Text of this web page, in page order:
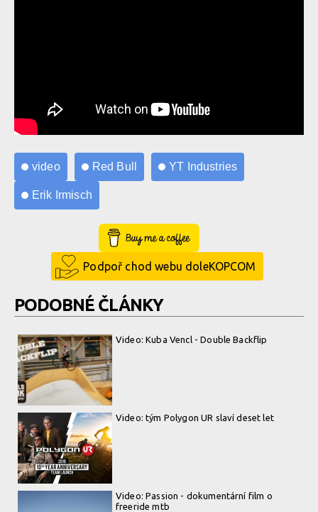
video Red Bull YT Industries
Erik Irmisch
Buy Me a Coffee
Podpoř chod webu doleKOPCOM
PODOBNÉ ČLÁNKY
Video: Kuba Vencl - Double Backflip
Video: tým Polygon UR slaví deset let
Video: Passion - dokumentární film o
freeride mtb